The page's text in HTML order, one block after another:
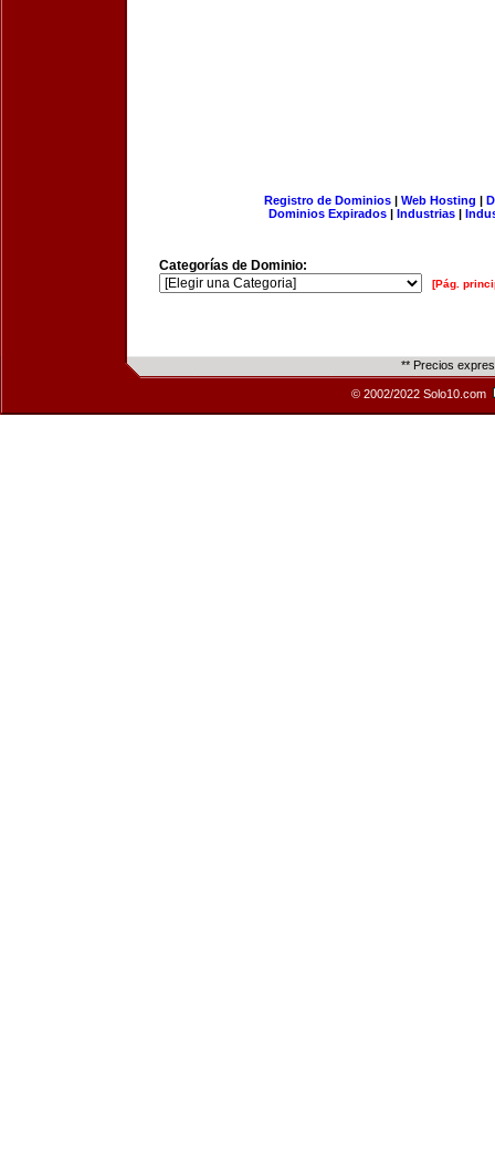
Registro de Dominios| Web Hosting |
Dominios Expirados | Industrias |
Categorías de Dominio:
[Pág.
** Precios
© 2002/2022 Solo10.com